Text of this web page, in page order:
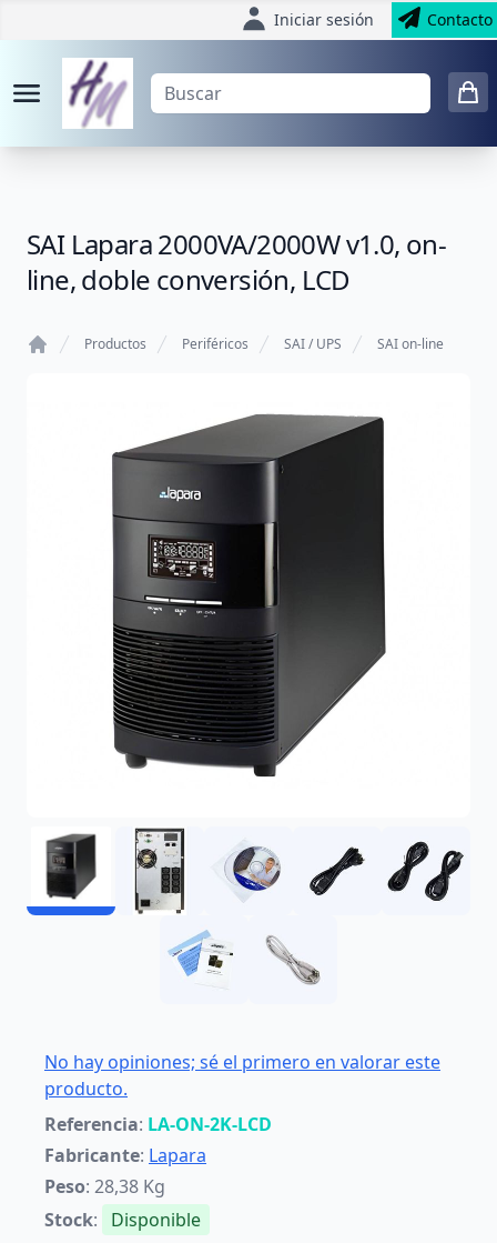
Iniciar sesión Contacto
SAI Lapara 2000VA/2000W v1.0, on-
line, doble conversión, LCD
Productos Periféricos SAI / UPS SAI on-line
No hay opiniones; sé el primero en valorar este
producto.
Referencia: LA-ON-2K-LCD
Fabricante: Lapara
Peso: 28,38 Kg
Stock: Disponible